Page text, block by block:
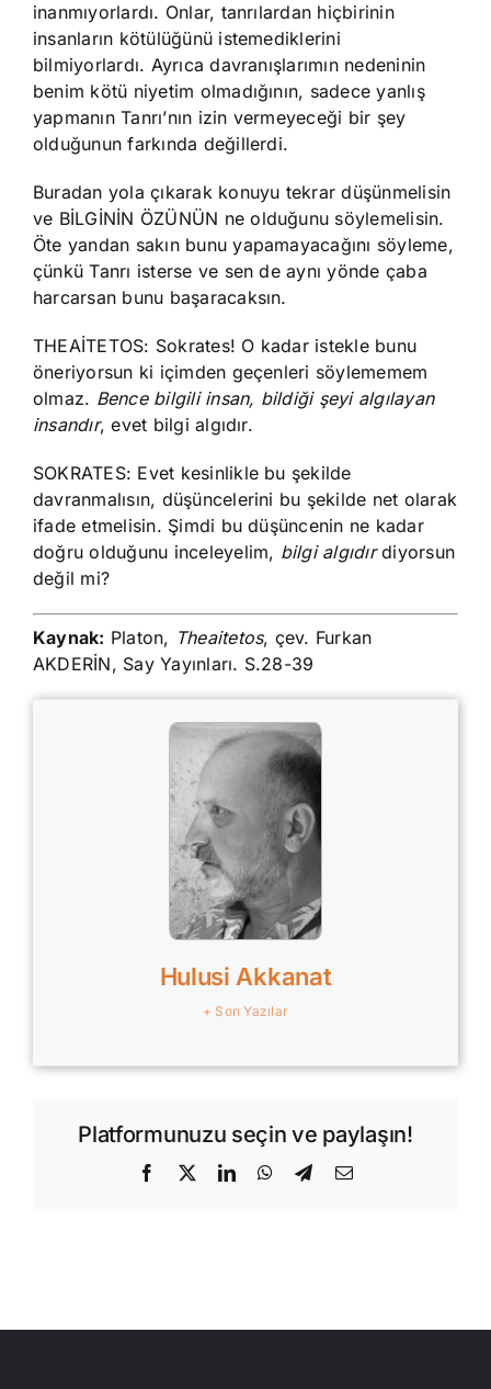
inanmıyorlardı. Onlar, tanrılardan hiçbirinin
insanların kötülüğünü istemediklerini
bilmiyorlardı. Ayrıca davranışlarımın nedeninin
benim kötü niyetim olmadığının, sadece yanlış
yapmanın Tanrı’nın izin vermeyeceği bir şey
olduğunun farkında değillerdi.
Buradan yola çıkarak konuyu tekrar düşünmelisin
ve BİLGİNİN ÖZÜNÜN ne olduğunu söylemelisin.
Öte yandan sakın bunu yapamayacağını söyleme,
çünkü Tanrı isterse ve sen de aynı yönde çaba
harcarsan bunu başaracaksın.
THEAİTETOS: Sokrates! O kadar istekle bunu
öneriyorsun ki içimden geçenleri söylememem
olmaz. Bence bilgili insan, bildiği şeyi algılayan
insandır, evet bilgi algıdır.
SOKRATES: Evet kesinlikle bu şekilde
davranmalısın, düşüncelerini bu şekilde net olarak
ifade etmelisin. Şimdi bu düşüncenin ne kadar
doğru olduğunu inceleyelim, bilgi algıdırdiyorsun
değil mi?
Kaynak: Platon, Theaitetos, çev. Furkan
AKDERİN, Say Yayınları. S.28-39
Hulusi Akkanat
+ Son Yazılar
Platformunuzu seçin ve paylaşın!
Facebook
X LinkedInWhatsApp
Telegram
E-